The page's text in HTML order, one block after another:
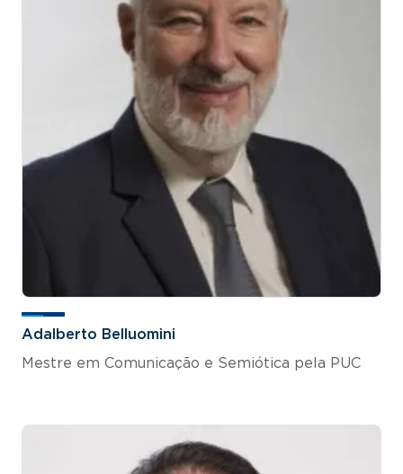
Adalberto Belluomini
Mestre em Comunicação e Semiótica pela PUC